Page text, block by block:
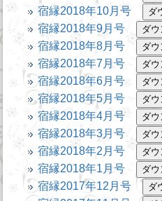
宿縁2018年10月号
宿縁2018年9月号
宿縁2018年8月号
宿縁2018年7月号
宿縁2018年6月号
宿縁2018年5月号
宿縁2018年4月号
宿縁2018年3月号
宿縁2018年2月号
宿縁2018年1月号
宿縁2017年12月号